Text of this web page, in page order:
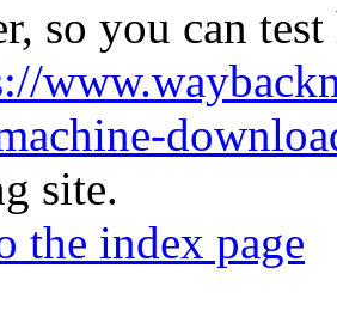
so you can
site.
the index page